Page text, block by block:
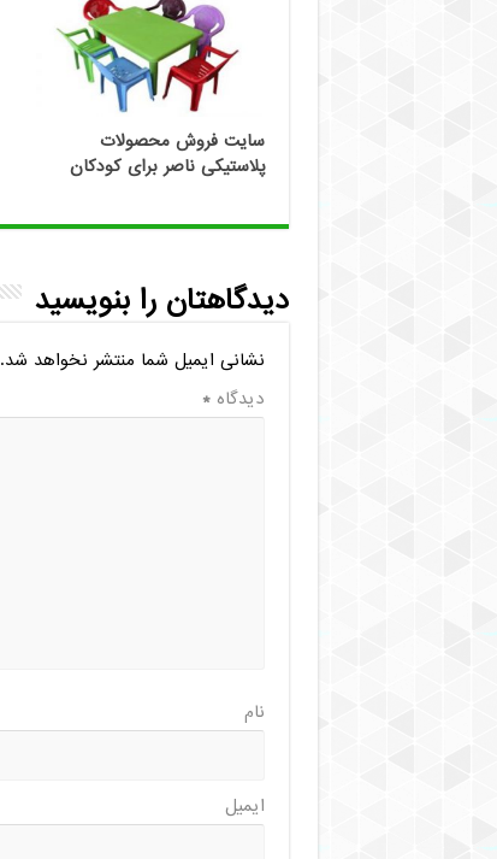
سایت فروش محصولات
پلاستیکی ناصر برای کودکان
دیدگاهتان را بنویسید
نشانی ایمیل شما منتشر نخواهد شد.
دیدگاه*
نام
ایمیل